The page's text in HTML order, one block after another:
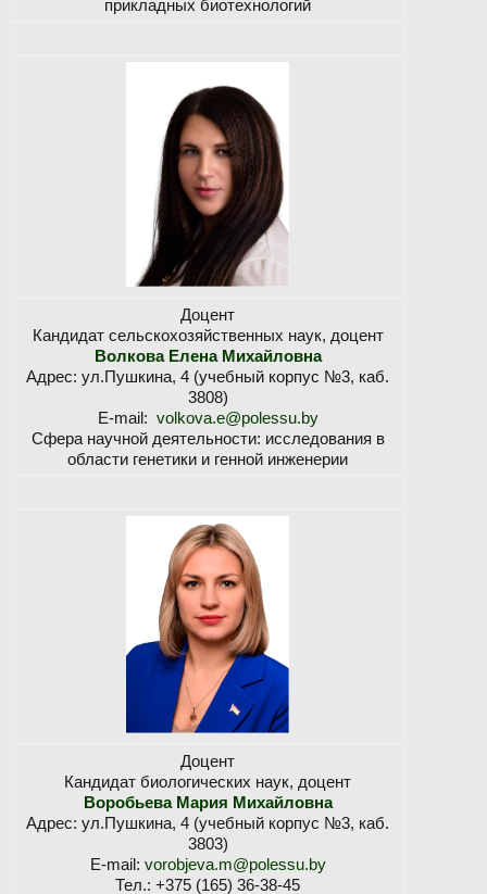
прикладных биотехнологий
Доцент
Кандидат сельскохозяйственных наук, доцент
Волкова Елена Михайловна
Адрес: ул.Пушкина, 4 (учебный корпус №3, каб.
3808)
E-mail: volkova.e@polessu.by
Сфера научной деятельности: исследования в
области генетики и генной инженерии
Доцент
Кандидат биологических наук, доцент
Воробьева Мария Михайловна
Адрес: ул.Пушкина, 4 (учебный корпус №3, каб.
3803)
E-mail: vorobjeva.m@polessu.by
Тел.: +375 (165) 36-38-45